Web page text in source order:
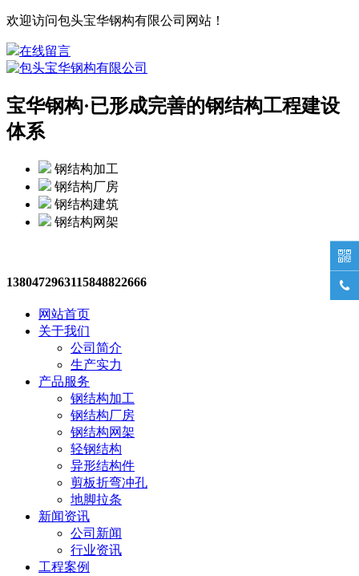
欢迎访问包头宝华钢构有限公司网站！
在线留言
宝华钢构·已形成完善的钢结构工程建设
体系
钢结构加工
钢结构厂房
钢结构建筑
钢结构网架
1380472963115848822666
网站首页
关于我们
公司简介
生产实力
产品服务
钢结构加工
钢结构厂房
钢结构网架
轻钢结构
异形结构件
剪板折弯冲孔
地脚拉条
新闻资讯
公司新闻
行业资讯
工程案例

